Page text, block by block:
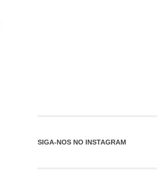
SIGA-NOS NO INSTAGRAM